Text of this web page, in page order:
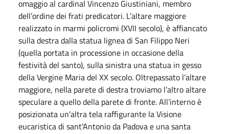
omaggio al cardinal Vincenzo Giustiniani, membro
dell’ordine dei frati predicatori. L’altare maggiore
realizzato in marmi policromi (XVII secolo), è affiancato
sulla destra dalla statua lignea di San Filippo Neri
(quella portata in processione in occasione della
festività del santo), sulla sinistra una statua in gesso
della Vergine Maria del XX secolo. Oltrepassato l’altare
maggiore, nella parete di destra troviamo l’altro altare
speculare a quello della parete di fronte. All’interno è
posizionata un’altra tela raffigurante la Visione
eucaristica di sant’Antonio da Padova e una santa